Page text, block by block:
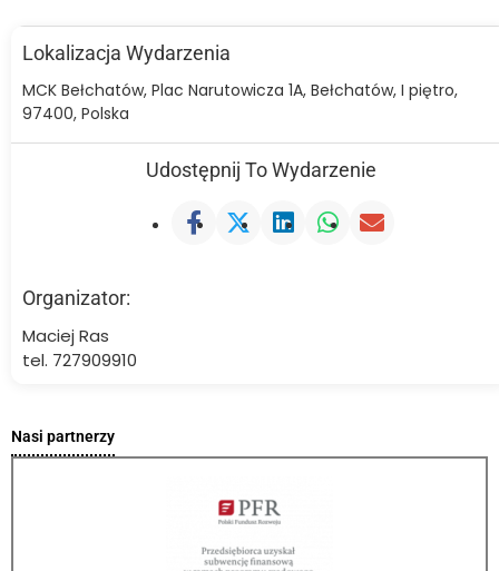
Lokalizacja Wydarzenia
MCK Bełchatów, Plac Narutowicza 1A, Bełchatów, I piętro,
97400, Polska
Udostępnij To Wydarzenie
Organizator:
Maciej Ras
tel. 727909910
Nasi partnerzy